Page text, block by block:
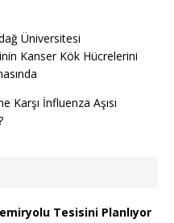
Üniversitesi
Kanser Kök Hücrelerini
Karşı İnfluenza Aşısı
Tesisini Planlıyor